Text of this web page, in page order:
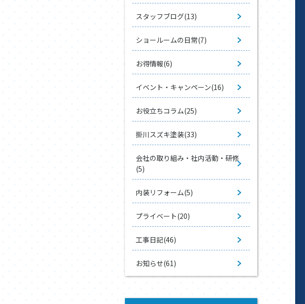
スタッフブログ(13)
ショールームの日常(7)
お得情報(6)
イベント・キャンペーン(16)
お役立ちコラム(25)
掛川スズキ塗装(33)
会社の取り組み・社内活動・研修
(5)
内装リフォーム(5)
プライベート(20)
工事日記(46)
お知らせ(61)